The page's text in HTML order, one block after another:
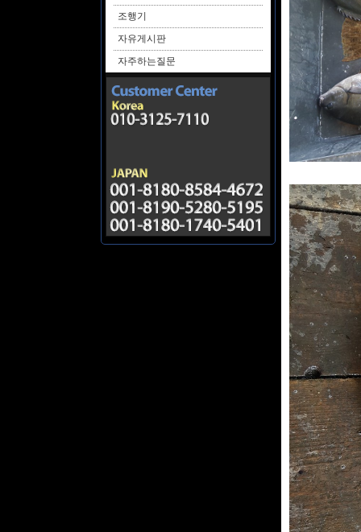
조행기
자유게시판
자주하는질문